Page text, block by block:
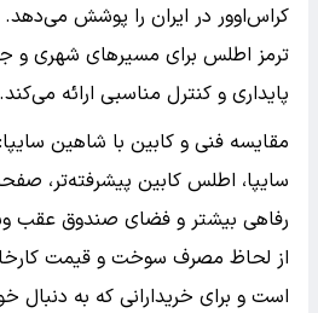
کراس‌اوور در ایران را پوشش
ترمز اطلس برای مسیرهای شهری و
پایداری و کنترل مناسبی ارائه می‌کند.
مقایسه فنی و کابین با شاهین
سایپا، اطلس کابین پیشرفته‌تر،
رفاهی بیشتر و فضای صندوق عقب
از لحاظ مصرف سوخت و قیمت
است و برای خریدارانی که به دنبال